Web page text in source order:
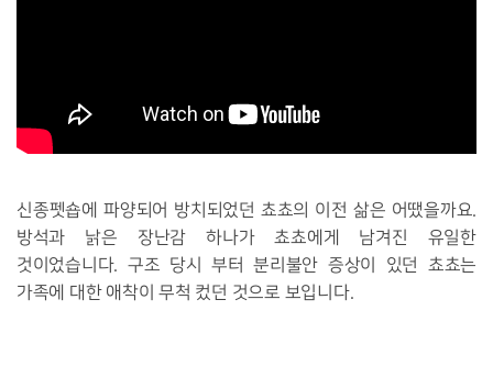
신종펫숍에 파양되어 방치되었던 쵸쵸의 이전 삶은 어땠을까요.
방석과 낡은 장난감 하나가 쵸쵸에게 남겨진 유일한
것이었습니다. 구조 당시 부터 분리불안 증상이 있던 쵸쵸는
가족에 대한 애착이 무척 컸던 것으로 보입니다.